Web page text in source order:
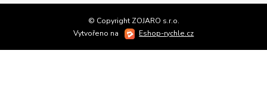
© Copyright ZOJARO s.r.o.
Vytvořeno na
Eshop-rychle.cz